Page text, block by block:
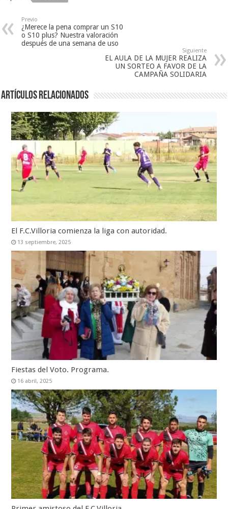
Previo
¿Merece la pena comprar un S10
o S10 plus? Nuestra valoración
después de una semana de uso
Siguiente
EL AULA DE LA MUJER REALIZA
UN SORTEO A FAVOR DE LA
CAMPAÑA SOLIDARIA
Artículos relacionados
El F.C.Villoria comienza la liga con autoridad.
13 septiembre, 2025
Fiestas del Voto. Programa.
16 abril, 2025